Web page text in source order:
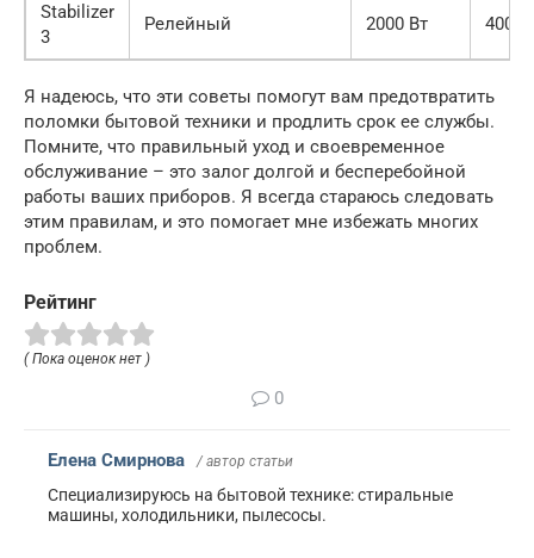
Stabilizer
3
Релейный 2000 Вт 4000
Я надеюсь, что эти советы помогут вам предотвратить
поломки бытовой техники и продлить срок ее службы.
Помните, что правильный уход и своевременное
обслуживание – это залог долгой и бесперебойной
работы ваших приборов. Я всегда стараюсь следовать
этим правилам, и это помогает мне избежать многих
проблем.
Рейтинг
( Пока оценок нет )
0
Елена Смирнова / автор статьи
Специализируюсь на бытовой технике: стиральные
машины, холодильники, пылесосы.